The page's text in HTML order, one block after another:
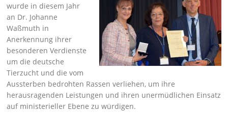
wurde in diesem Jahr
an Dr. Johanne
Waßmuth in
Anerkennung ihrer
besonderen Verdienste
um die deutsche
Tierzucht und die vom
Aussterben bedrohten Rassen verliehen, um ihre
herausragenden Leistungen und ihren unermüdlichen Einsatz
auf ministerieller Ebene zu würdigen.